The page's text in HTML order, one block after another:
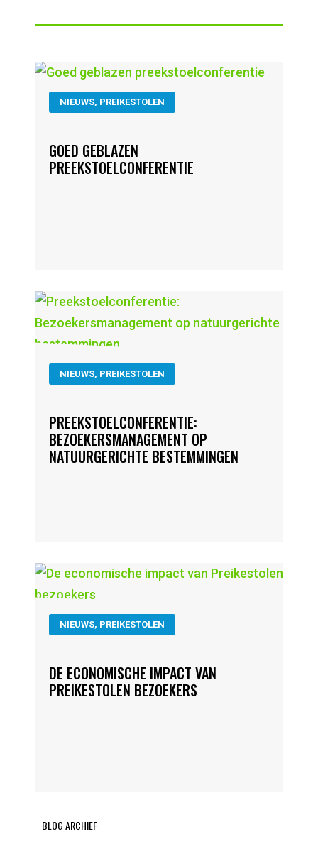
NIEUWS, PREIKESTOLEN
GOED GEBLAZEN
PREEKSTOELCONFERENTIE
NIEUWS, PREIKESTOLEN
PREEKSTOELCONFERENTIE:
BEZOEKERSMANAGEMENT OP
NATUURGERICHTE BESTEMMINGEN
NIEUWS, PREIKESTOLEN
DE ECONOMISCHE IMPACT VAN
PREIKESTOLEN BEZOEKERS
BLOG ARCHIEF